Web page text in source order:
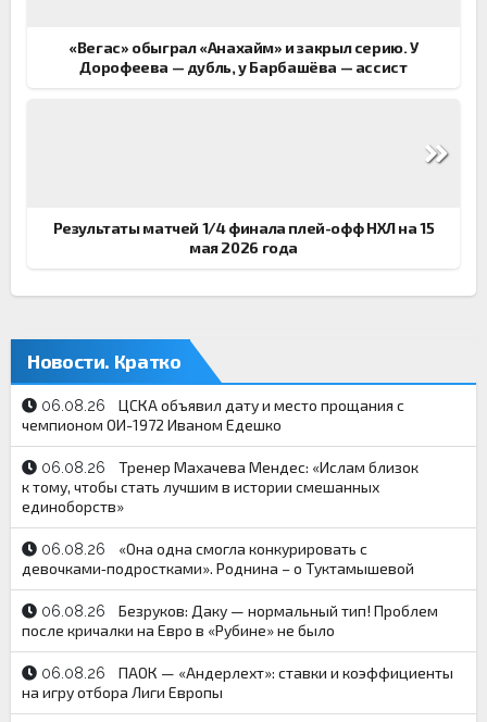
«Вегас» обыграл «Анахайм» и закрыл серию. У
Дорофеева — дубль, у Барбашёва — ассист
Результаты матчей 1/4 финала плей-офф НХЛ на 15
мая 2026 года
Новости. Кратко
06.08.26
ЦСКА объявил дату и место прощания с
чемпионом ОИ-1972 Иваном Едешко
06.08.26
Тренер Махачева Мендес: «Ислам близок
к тому, чтобы стать лучшим в истории смешанных
единоборств»
06.08.26
«Она одна смогла конкурировать с
девочками‑подростками». Роднина – о Туктамышевой
06.08.26
Безруков: Даку — нормальный тип! Проблем
после кричалки на Евро в «Рубине» не было
06.08.26
ПАОК — «Андерлехт»: ставки и коэффициенты
на игру отбора Лиги Европы